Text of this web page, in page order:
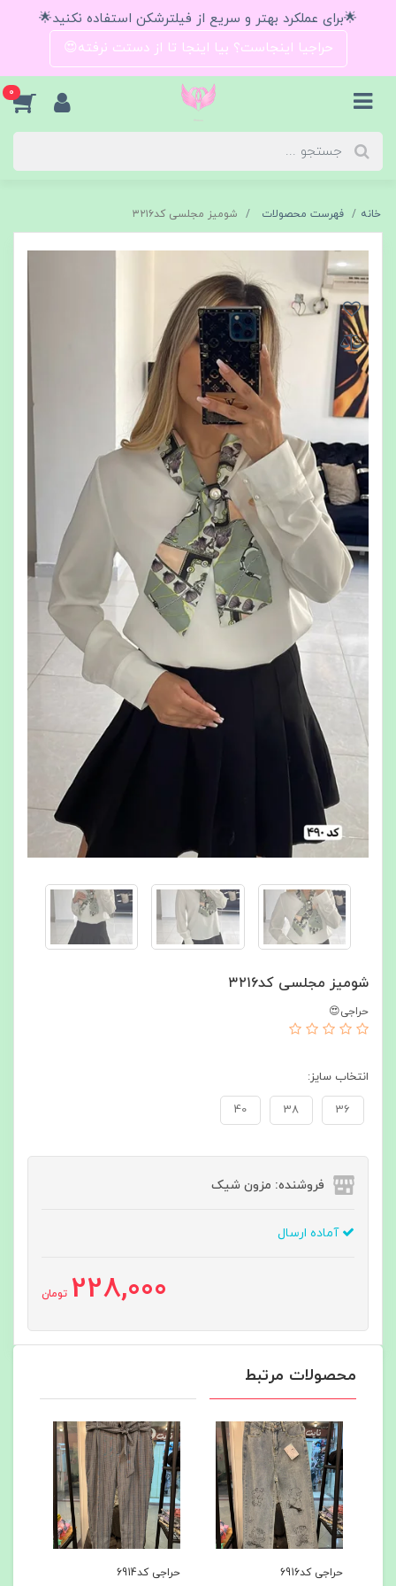
🌟برای عملکرد بهتر و سریع از فیلترشکن استفاده نکنید🌟
حراجیا اینجاست؟ بیا اینجا تا از دستت نرفته😍
0
خانه فهرست محصولات شومیز مجلسی کد۳۲۱۶
شومیز مجلسی کد۳۲۱۶
حراجی😍
انتخاب سایز:
36
38
40
فروشنده: مزون شیک
آماده ارسال
228,000 تومان
محصولات مرتبط
حراجی کد6916 حراجی کد6914